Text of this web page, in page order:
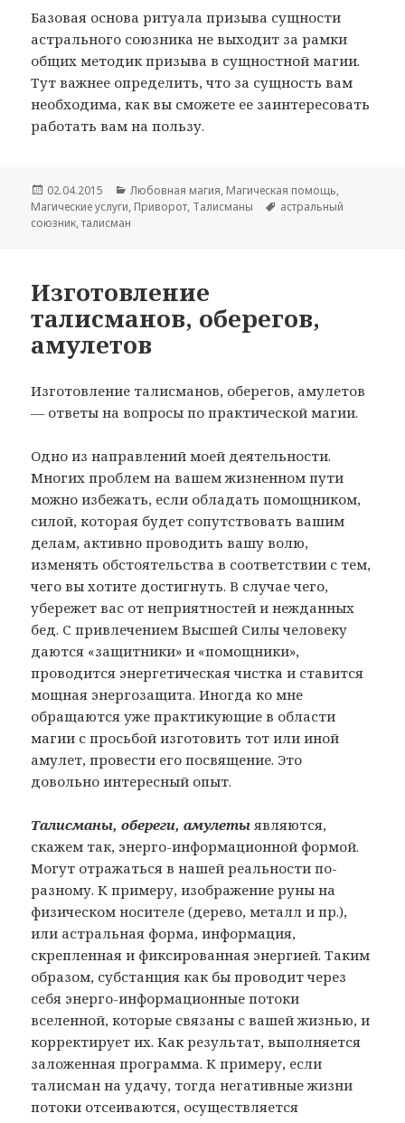
Базовая основа ритуала призыва сущности
астрального союзника не выходит за рамки
общих методик призыва в сущностной магии.
Тут важнее определить, что за сущность вам
необходима, как вы сможете ее заинтересовать
работать вам на пользу.
Опубликовано
02.04.2015 Рубрики
Любовная магия, Магическая помощь,
Магические услуги, Приворот, Талисманы Метки
астральный
союзник,талисман
Изготовление
талисманов, оберегов,
амулетов
Изготовление талисманов, оберегов, амулетов
— ответы на вопросы по практической магии.
Одно из направлений моей деятельности.
Многих проблем на вашем жизненном пути
можно избежать, если обладать помощником,
силой, которая будет сопутствовать вашим
делам, активно проводить вашу волю,
изменять обстоятельства в соответствии с тем,
чего вы хотите достигнуть. В случае чего,
убережет вас от неприятностей и нежданных
бед. С привлечением Высшей Силы человеку
даются «защитники» и «помощники»,
проводится энергетическая чистка и ставится
мощная энергозащита. Иногда ко мне
обращаются уже практикующие в области
магии с просьбой изготовить тот или иной
амулет, провести его посвящение. Это
довольно интересный опыт.
Талисманы, обереги, амулеты являются,
скажем так, энерго-информационной формой.
Могут отражаться в нашей реальности по-
разному. К примеру, изображение руны на
физическом носителе (дерево, металл и пр.),
или астральная форма, информация,
скрепленная и фиксированная энергией. Таким
образом, субстанция как бы проводит через
себя энерго-информационные потоки
вселенной, которые связаны с вашей жизнью, и
корректирует их. Как результат, выполняется
заложенная программа. К примеру, если
талисман на удачу, тогда негативные жизни
потоки отсеиваются, осуществляется